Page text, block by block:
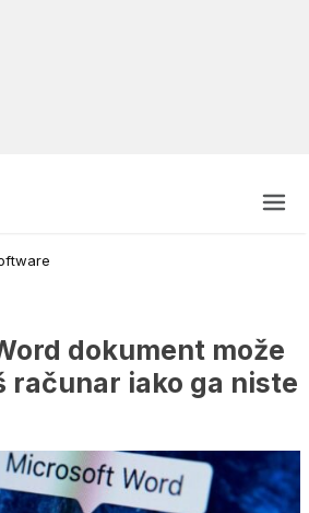
dokument može
računar iako ga niste